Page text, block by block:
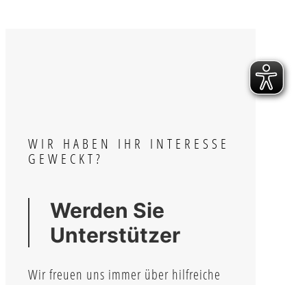
WIR HABEN IHR INTERESSE
GEWECKT?
Werden Sie
Unterstützer
Wir freuen uns immer über hilfreiche